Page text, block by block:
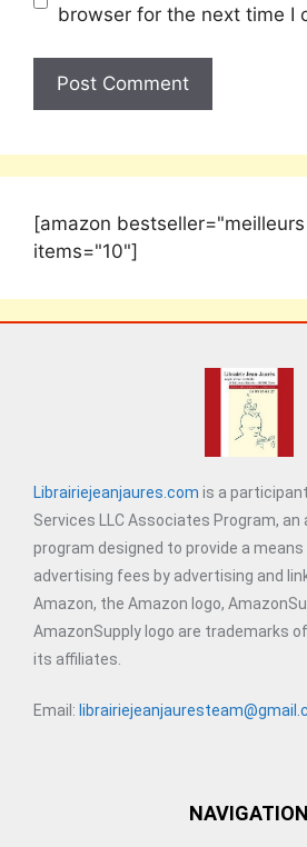
browser for the next time I
[amazon
items="10"]
Librairiejeanjaures.com is a
Services LLC Associates Program,
program designed to provide a
advertising fees by advertising and
Amazon, the Amazon logo,
AmazonSupply logo are trademarks
its affiliates.
Email:
NAVIGATION